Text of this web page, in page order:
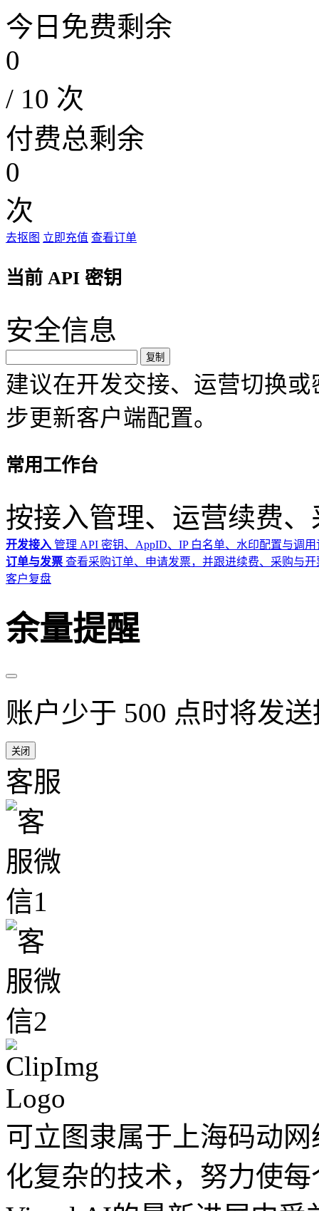
今日免费剩余
0
/ 10 次
付费总剩余
0
次
去抠图 立即充值 查看订单
当前 API 密钥
安全信息
复制
建议在开发交接、运营切换
步更新客户端配置。
常用工作台
按接入管理、运营续费
开发接入 管理 API 密钥、AppID、IP 白名单、水印配置与调用
订单与发票 查看采购订单、申请发票，并跟进续费、采购与开
客户复盘
余量提醒
账户少于 500 点时将发
关闭
客服
可立图隶属于上海码动
化复杂的技术，努力使